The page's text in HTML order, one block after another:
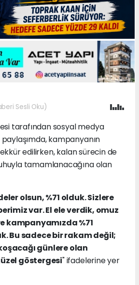
Sesli Oku)
tarafından sosyal medya
kampanyanın
edilirken, kalan sürecin de
tamamlanacağına olan
olsun, %71 olduk. Sizlere
var. El ele verdik, omuz
kampanyamızda %71
Bu sadece bir rakam değil;
günlere olan
göstergesi" ifadelerine yer